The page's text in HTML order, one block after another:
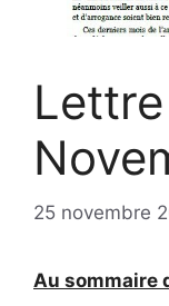
25 novembre
Au sommaire